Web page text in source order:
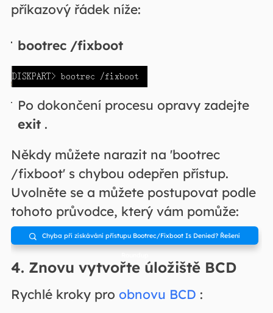
příkazový řádek níže:
bootrec /fixboot
Po dokončení procesu opravy zadejte
exit .
Někdy můžete narazit na 'bootrec
/fixboot' s chybou odepřen přístup.
Uvolněte se a můžete postupovat podle
tohoto průvodce, který vám pomůže:
 Chyba při získávání přístupu Bootrec/Fixboot Is Denied? Řešení
4. Znovu vytvořte úložiště BCD
Rychlé kroky pro obnovu BCD :